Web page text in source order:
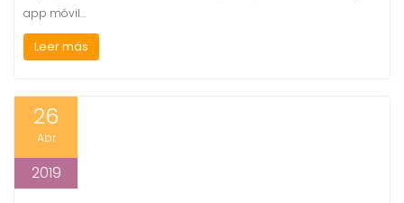
app móvil…
Leer más
26
Abr
2019